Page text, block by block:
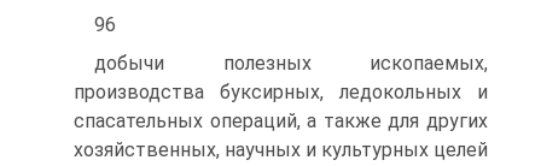
96
добычи полезных ископаемых,
производства буксирных, ледокольных и
спасательных операций, а также для других
хозяйственных, научных и культурных целей